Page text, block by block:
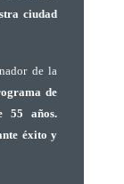
ciudad
de la
de
55 años.
éxito y